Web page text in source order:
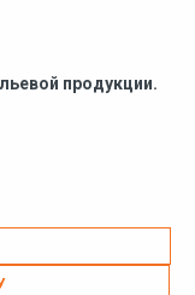
продукции.